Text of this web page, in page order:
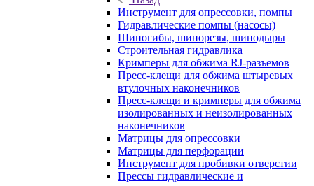
Инструмент для опрессовки, помпы
Гидравлические помпы (насосы)
Шиногибы, шинорезы, шинодыры
Строительная гидравлика
Кримперы для обжима RJ-разъемов
Пресс-клещи для обжима штыревых
втулочных наконечников
Пресс-клещи и кримперы для обжима
изолированных и неизолированных
наконечников
Матрицы для опрессовки
Матрицы для перфорации
Инструмент для пробивки отверстии
Прессы гидравлические и